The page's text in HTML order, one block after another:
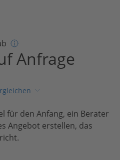
Anfrage
für den Anfang, ein Berater
Angebot erstellen, das